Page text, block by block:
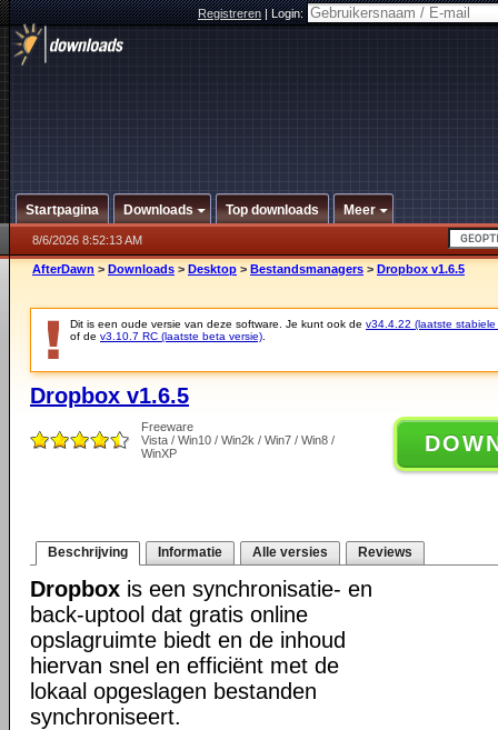
Registreren|Login:
Startpagina Downloads Top downloads Meer
8/6/2026 8:52:13 AM
AfterDawn > Downloads > Desktop > Bestandsmanagers > Dropbox v1.6.5
Dit is een oude versie van deze software. Je kunt ook de v34.4.22 (laatste stabiele
of de v3.10.7 RC (laatste beta versie)
Dropbox v1.6.5
Freeware
Vista / Win10 / Win2k / Win7 / Win8 /
WinXP
Beschrijving Informatie Alle versies Reviews
Dropbox is een synchronisatie- en
back-uptool dat gratis online
opslagruimte biedt en de inhoud
hiervan snel en efficiënt met de
lokaal opgeslagen bestanden
synchroniseert.